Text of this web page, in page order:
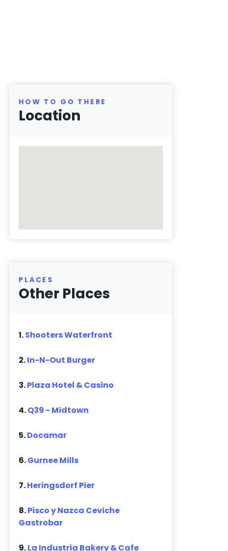
HOW TO GO THERE
Location
PLACES
Other Places
1.Shooters Waterfront
2.In-N-Out Burger
3.Plaza Hotel & Casino
4.Q39 - Midtown
5.Docamar
6.Gurnee Mills
7.Heringsdorf Pier
8.Pisco y Nazca Ceviche
Gastrobar
9.La Industria Bakery & Cafe